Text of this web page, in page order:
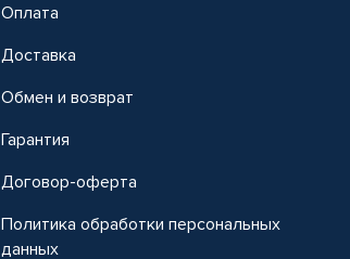
Оплата
Доставка
Обмен и возврат
Гарантия
Договор-оферта
Политика обработки персональных
данных